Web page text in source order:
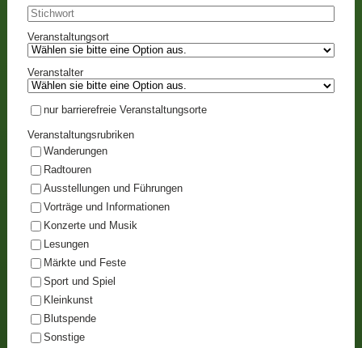
Veranstaltungsort
Veranstalter
nur barrierefreie Veranstaltungsorte
Veranstaltungsrubriken
Wanderungen
Radtouren
Ausstellungen und Führungen
Vorträge und Informationen
Konzerte und Musik
Lesungen
Märkte und Feste
Sport und Spiel
Kleinkunst
Blutspende
Sonstige